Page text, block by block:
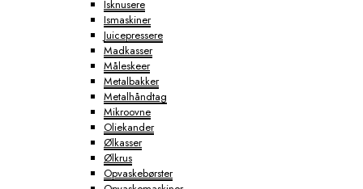
Isknusere
Ismaskiner
Juicepressere
Madkasser
Måleskeer
Metalbakker
Metalhåndtag
Mikroovne
Oliekander
Ølkasser
Ølkrus
Opvaskebørster